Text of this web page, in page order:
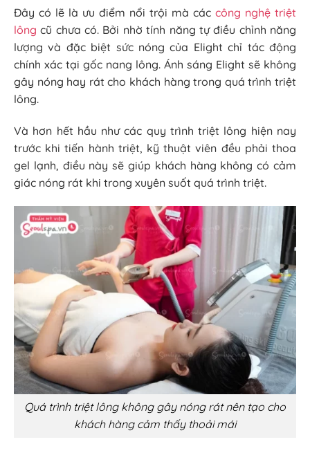
Đây có lẽ là ưu điểm nổi trội mà các công nghệ triệt
lông cũ chưa có. Bởi nhờ tính năng tự điều chỉnh năng
lượng và đặc biệt sức nóng của Elight chỉ tác động
chính xác tại gốc nang lông. Ánh sáng Elight sẽ không
gây nóng hay rát cho khách hàng trong quá trình triệt
lông.
Và hơn hết hầu như các quy trình triệt lông hiện nay
trước khi tiến hành triệt, kỹ thuật viên đều phải thoa
gel lạnh, điều này sẽ giúp khách hàng không có cảm
giác nóng rát khi trong xuyên suốt quá trình triệt.
Quá trình triệt lông không gây nóng rát nên tạo cho
khách hàng cảm thấy thoải mái